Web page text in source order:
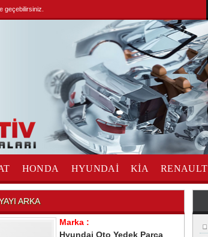
geçebilirsiniz.
HONDA HYUNDAİ KİA RENAULT
ARKA
Marka :
Hyundai Oto Yedek Parça